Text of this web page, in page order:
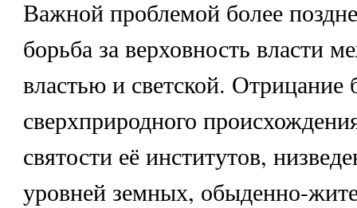
Важной проблемой более
борьба за верховность власти
властью и светской. Отрицание
сверхприродного
святости её институтов,
уровней земных, обыденно-